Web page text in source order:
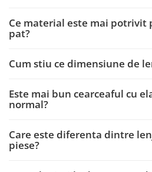
Ce material este mai potrivit
pat?
Cum stiu ce dimensiune de
Este mai bun cearceaful cu
normal?
Care este diferenta dintre
piese?